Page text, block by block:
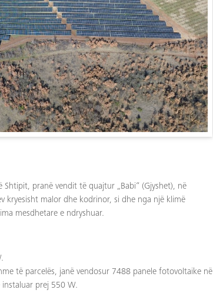
pranë vendit të quajtur „Babi“ (Gjyshet), në
kryesisht malor dhe kodrinor, si dhe nga një klimë
mesdhetare e ndryshuar.
të parcelës, janë vendosur 7488 panele fotovoltaike në
prej 550 W.